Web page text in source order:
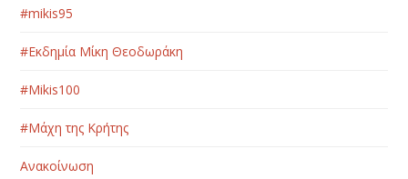
#mikis95
#Εκδημία Μίκη Θεοδωράκη
#Μikis100
#Μάχη της Κρήτης
Ανακοίνωση